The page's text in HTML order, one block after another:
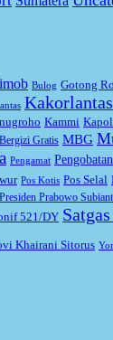
Bulog Gotong
Kammi
Gratis MBG
Pengamat
Pos Kotis Pos Selal
Presiden Prabowo
521/DY
Khairani Sitorus